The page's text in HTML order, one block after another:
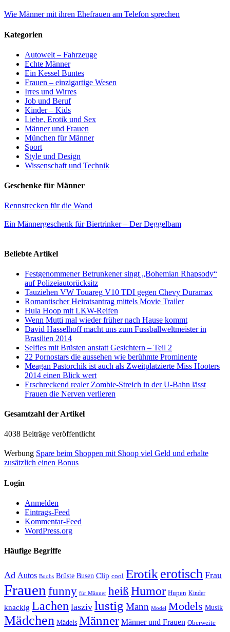
Wie Männer mit ihren Ehefrauen am Telefon sprechen
Kategorien
Autowelt – Fahrzeuge
Echte Männer
Ein Kessel Buntes
Frauen – einzigartige Wesen
Irres und Wirres
Job und Beruf
Kinder – Kids
Liebe, Erotik und Sex
Männer und Frauen
München für Männer
Sport
Style und Design
Wissenschaft und Technik
Geschenke für Männer
Rennstrecken für die Wand
Ein Männergeschenk für Biertrinker – Der Deggelbam
Beliebte Artikel
Festgenommener Betrunkener singt „Bohemian Rhapsody“
auf Polizeiautorücksitz
Tauziehen VW Touareg V10 TDI gegen Chevy Duramax
Romantischer Heiratsantrag mittels Movie Trailer
Hula Hoop mit LKW-Reifen
Wenn Mutti mal wieder früher nach Hause kommt
David Hasselhoff macht uns zum Fussballweltmeister in
Brasilien 2014
Selfies mit Brüsten anstatt Gesichtern – Teil 2
22 Pornostars die aussehen wie berühmte Prominente
Meagan Pastorchik ist auch als Zweitplatzierte Miss Hooters
2014 einen Blick wert
Erschreckend realer Zombie-Streich in der U-Bahn lässt
Frauen die Nerven verlieren
Gesamtzahl der Artikel
4038 Beiträge veröffentlicht
Werbung Spare beim Shoppen mit Shoop viel Geld und erhalte
zusätzlich einen Bonus
Login
Anmelden
Eintrags-Feed
Kommentar-Feed
WordPress.org
Häufige Begriffe
Ad Autos Boobs Brüste Busen Clip cool Erotik erotisch Frau
Frauen funny für Männer heiß Humor Hupen Kinder
knackig Lachen lasziv lustig Mann Model Models Musik
Mädchen Mädels Männer Männer und Frauen Oberweite